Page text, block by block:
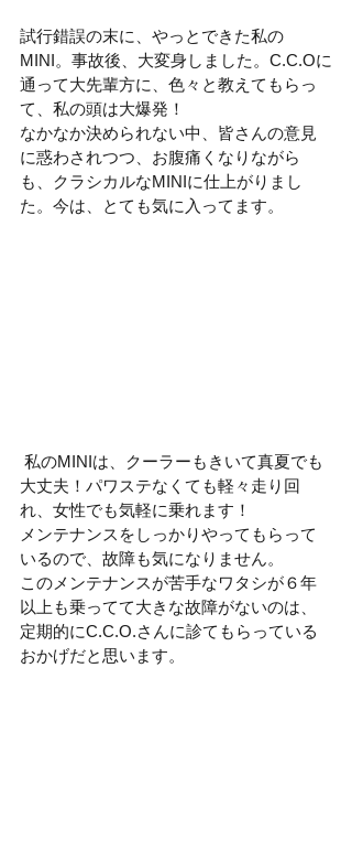
試行錯誤の末に、やっとできた私の
MINI。事故後、大変身しました。C.C.Oに
通って大先輩方に、色々と教えてもらっ
て、私の頭は大爆発！
なかなか決められない中、皆さんの意見
に惑わされつつ、お腹痛くなりながら
も、クラシカルなMINIに仕上がりまし
た。今は、とても気に入ってます。
大丈夫！パワステなくても軽々走り回
れ、女性でも気軽に乗れます！
メンテナンスをしっかりやってもらって
いるので、故障も気になりません。
このメンテナンスが苦手なワタシが６年
以上も乗ってて大きな故障がないのは、
定期的にC.C.O.さんに診てもらっている
おかげだと思います。